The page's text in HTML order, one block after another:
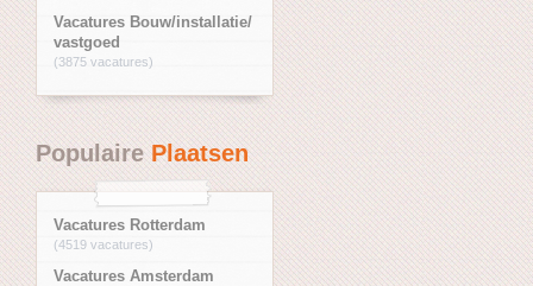
Vacatures Bouw/installatie/
vastgoed
(3875 vacatures)
PopulairePlaatsen
Vacatures Rotterdam
(4519 vacatures)
Vacatures Amsterdam